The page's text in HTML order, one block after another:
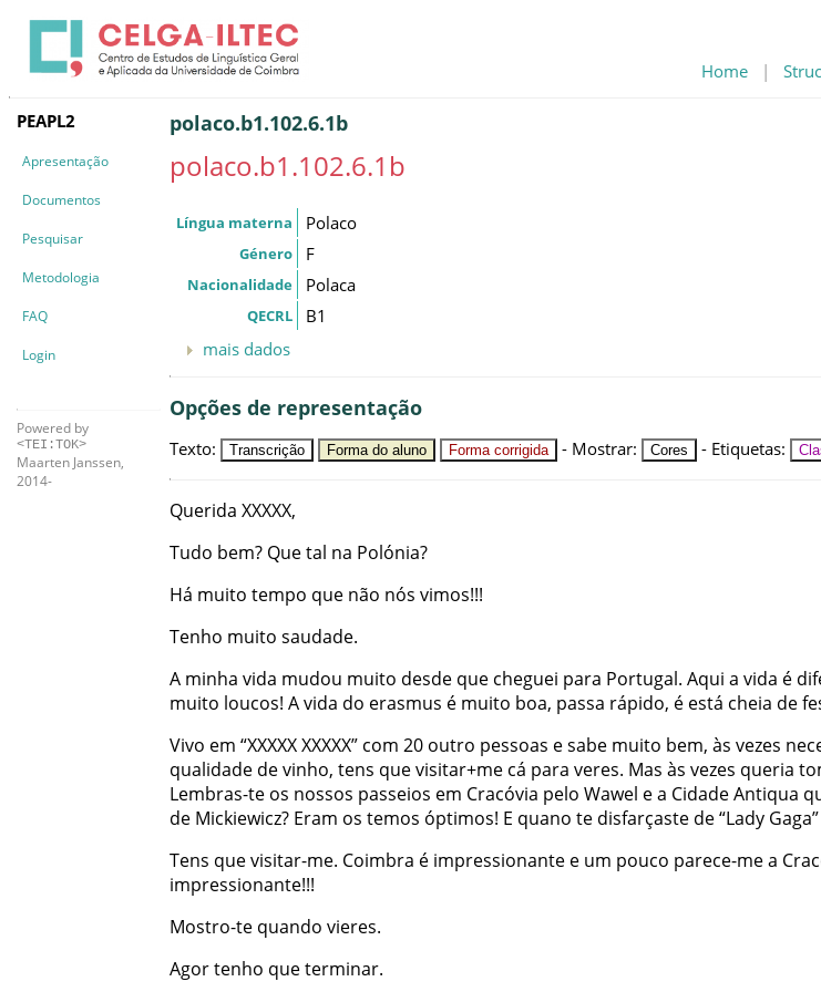
Home |
PEAPL2
Apresentação
Documentos
Pesquisar
Metodologia
FAQ
Login
Powered by
<TEI:TOK>
Maarten Janssen,
2014-
polaco.b1.102.6.1b
polaco.b1.102.6.1b
Língua materna Polaco
Género F
Nacionalidade Polaca
QECRL
B1
mais dados
Opções de representação
Texto: Transcrição Forma do aluno Forma corrigida - Mostrar: Cores - Etiquetas:
Querida XXXXX,
Tudo bem? Quetal na Polónia?
Há muito tempo que não nós vimos!!!
Tenho muito saudade.
A minha vida mudou muito desde que cheguei para Portugal. Aqui a vida é
muito loucos! Avida do erasmus é muito boa, passa rápido, é está cheia de
Vivo em “XXXXXXXXXX” com 20 outro pessoas esabe muito bem, às vezes
qualidade devinho, tens quevisitar+me cá para veres. Mas às vezes queria
Lembras-te os nossos passeios em Cracóvia pelo Wawel ea CidadeAntiqua
de Mickiewicz? Eram os temos óptimos! E quano te disfarçaste de“Lady Gaga”
Tens quevisitar-me. Coimbra é impressionante e um pouco parece-mea
impressionante!!!
Mostro-te quando vieres.
Agortenho queterminar.